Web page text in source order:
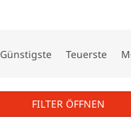
Günstigste Teuerste
FILTER ÖFFNEN